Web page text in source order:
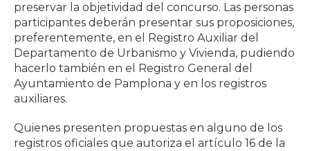
preservar la objetividad del concurso. Las personas
participantes deberán presentar sus proposiciones,
preferentemente, en el Registro Auxiliar del
Departamento de Urbanismo y Vivienda, pudiendo
hacerlo también en el Registro General del
Ayuntamiento de Pamplona y en los registros
auxiliares.
Quienes presenten propuestas en alguno de los
registros oficiales que autoriza el artículo 16 de la